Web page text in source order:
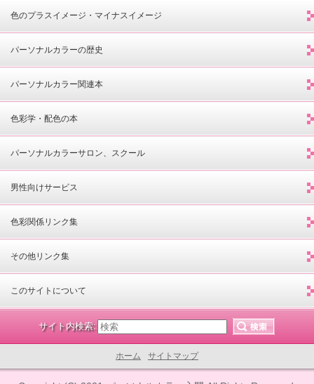
色のプラスイメージ・マイナスイメージ
パーソナルカラーの歴史
パーソナルカラー関連本
色彩学・配色の本
パーソナルカラーサロン、スクール
男性向けサービス
色彩関係リンク集
その他リンク集
このサイトについて
サイト内検索:
ホーム サイトマップ